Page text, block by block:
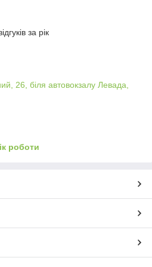
за рік
26, біля автовокзалу Левада,
роботи